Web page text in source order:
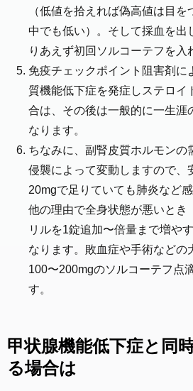
（低値を拾えれば偽高値は目
中でも低い）。そして採血を出
りあえず初回ソルコーテフを入
免疫チェックポイント阻害剤に
質機能低下症を発症しステロイ
合は、その後は一般的に一生涯
なります。
ちなみに、副腎皮質ホルモンの
侵襲によって変動しますので、
20mgで足りていても肺炎など
他の理由で全身状態が悪いとき
リルを1錠追加〜倍量まで増や
なります。敗血症や手術などの
100〜200mgのソルコーテフ点
す。
甲状腺機能低下症と同
る場合は